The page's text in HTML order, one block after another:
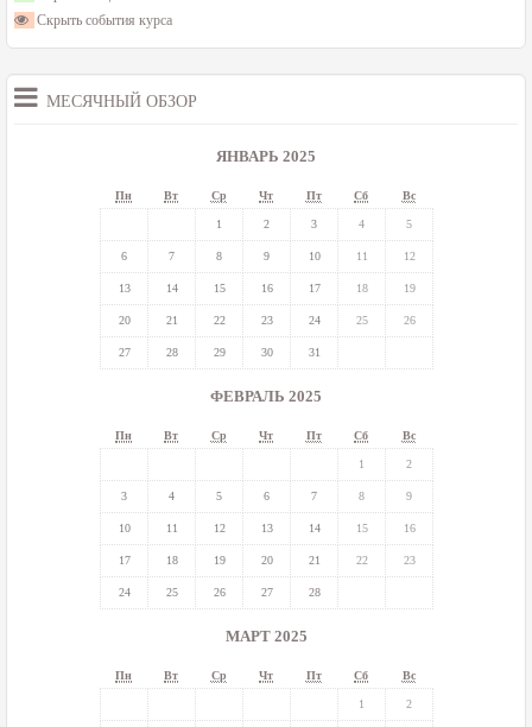
Скрыть события курса
МЕСЯЧНЫЙ ОБЗОР
ЯНВАРЬ 2025
Пн Вт Ср Чт Пт Сб Вс
1 2 3 4 5
6 7 8 9 10 11 12
13 14 15 16 17 18 19
20 21 22 23 24 25 26
27 28 29 30 31
ФЕВРАЛЬ 2025
Пн Вт Ср Чт Пт Сб Вс
1 2
3 4 5 6 7 8 9
10 11 12 13 14 15 16
17 18 19 20 21 22 23
24 25 26 27 28
МАРТ 2025
Пн Вт Ср Чт Пт Сб Вс
1 2